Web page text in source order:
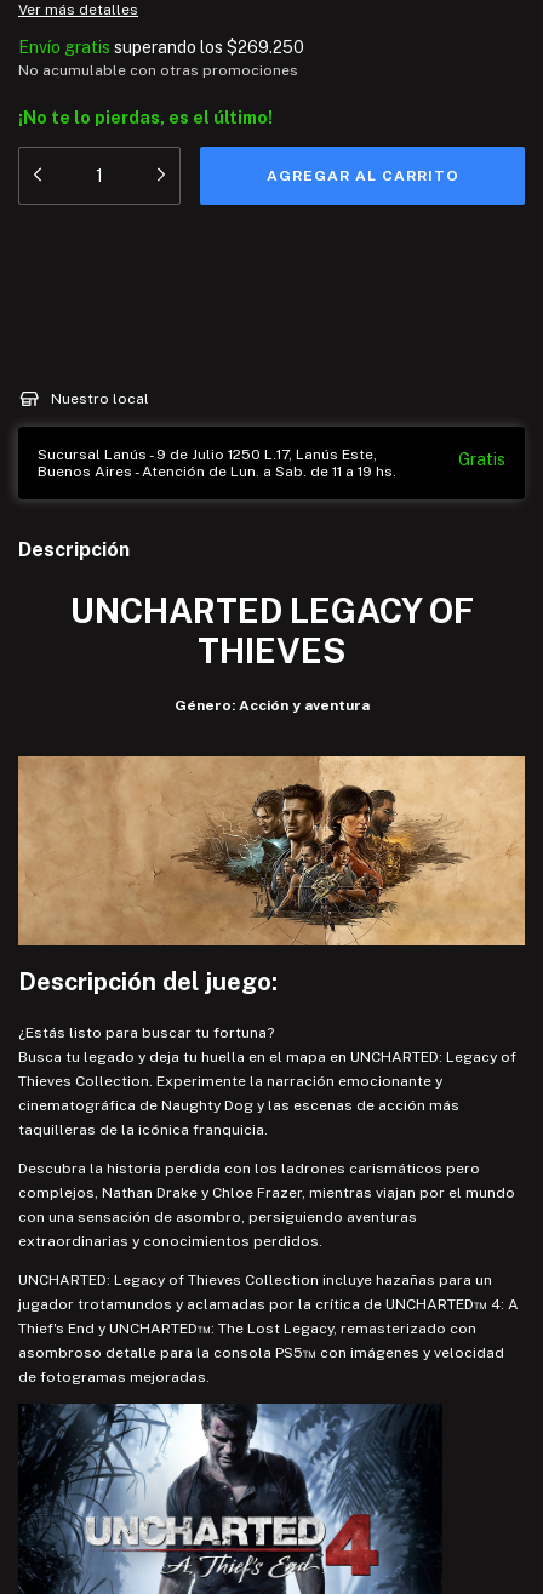
Ver más detalles
Envío gratis superando los $269.250
No acumulable con otras promociones
¡No te lo pierdas, es el último!
Nuestro local
Sucursal Lanús - 9 de Julio 1250 L.17, Lanús Este,
Buenos Aires - Atención de Lun. a Sab. de 11 a 19 hs.
Gratis
Descripción
UNCHARTED LEGACY OF
THIEVES
Género: Acción y aventura
Descripción del juego:
¿Estás listo para buscar tu fortuna?
Busca tu legado y deja tu huella en el mapa en UNCHARTED: Legacy of
Thieves Collection. Experimente la narración emocionante y
cinematográfica de Naughty Dog y las escenas de acción más
taquilleras de la icónica franquicia.
Descubra la historia perdida con los ladrones carismáticos pero
complejos, Nathan Drake y Chloe Frazer, mientras viajan por el mundo
con una sensación de asombro, persiguiendo aventuras
extraordinarias y conocimientos perdidos.
UNCHARTED: Legacy of Thieves Collection incluye hazañas para un
jugador trotamundos y aclamadas por la crítica de UNCHARTED™ 4: A
Thief's End y UNCHARTED™: The Lost Legacy, remasterizado con
asombroso detalle para la consola PS5™ con imágenes y velocidad
de fotogramas mejoradas.